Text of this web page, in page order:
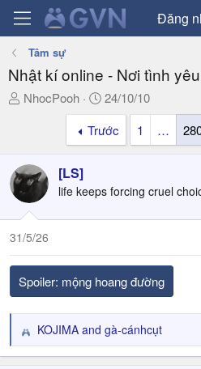
Đăng
Tâm sự
Nhật kí online - Nơi tình
T
a
d
s
t
a
t
e
r
NhocPooh
N
g
à
y
i
24/10/10
Trước
1 …
[LS]
life keeps forcing cruel
31/5/26
Spoiler: mộng hoang đường
R
e
KOJIMA and gà-cánhcụt